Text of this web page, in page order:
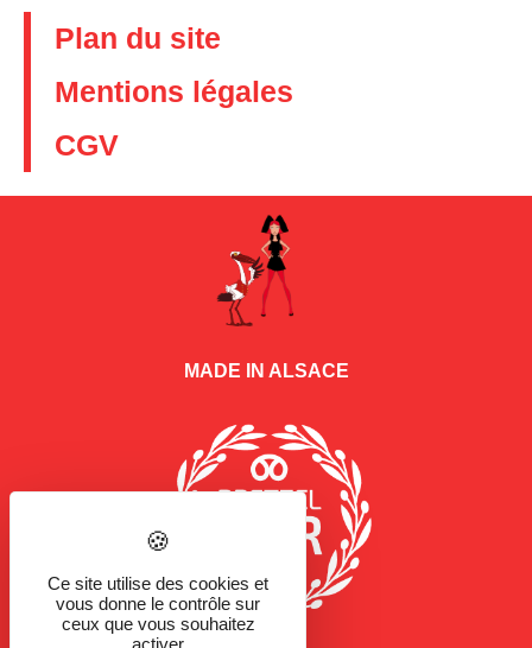
Plan du site
Mentions légales
CGV
MADE IN ALSACE
Ce site utilise des cookies et
vous donne le contrôle sur
ceux que vous souhaitez
activer